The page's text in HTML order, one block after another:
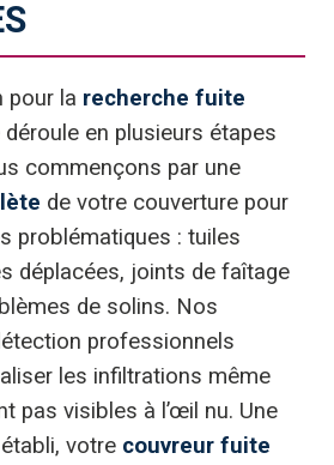
pour la recherche fuite
déroule en plusieurs étapes
commençons par une
de votre couverture pour
problématiques : tuiles
déplacées, joints de faîtage
de solins. Nos
professionnels
les infiltrations même
pas visibles à l’œil nu. Une
votre couvreur fuite